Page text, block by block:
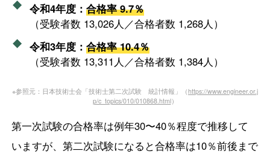
令和4年度：合格率 9.7％
（受験者数 13,026人／合格者数 1,268人）
令和3年度：合格率 10.4％
（受験者数 13,311人／合格者数 1,384人）
※参照元：日本技術士会「技術士第二次試験 統計情報」（https://www.engineer.or.j
p/c_topics/010/010868.html）
第一次試験の合格率は例年30〜40％程度で推移して
いますが、第二次試験になると合格率は10％前後まで